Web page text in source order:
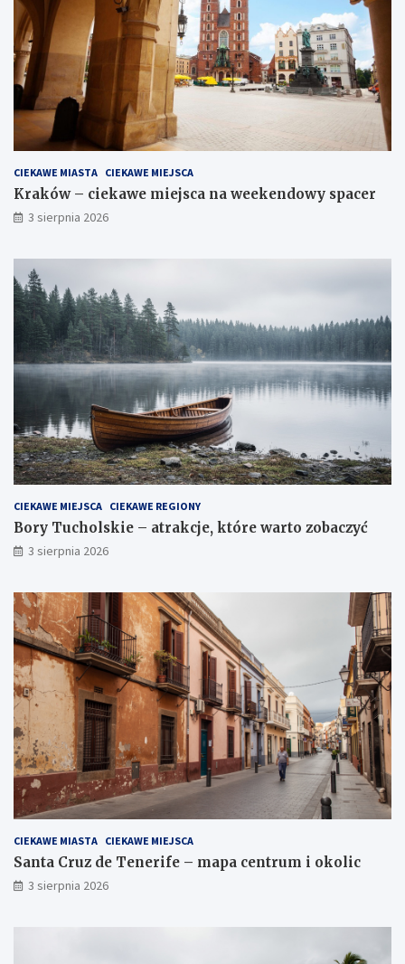
CIEKAWE MIASTA CIEKAWE MIEJSCA
Kraków – ciekawe miejsca na weekendowy spacer
3 sierpnia 2026
CIEKAWE MIEJSCA CIEKAWE REGIONY
Bory Tucholskie – atrakcje, które warto zobaczyć
3 sierpnia 2026
CIEKAWE MIASTA CIEKAWE MIEJSCA
Santa Cruz de Tenerife – mapa centrum i okolic
3 sierpnia 2026